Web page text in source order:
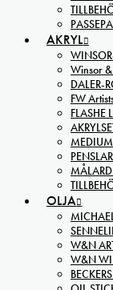
AKRYL
Winsor
DALER-
FW
FLASHE
OLJA
W&N
W&N